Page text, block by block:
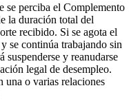
se perciba el Complemento
la duración total del
recibido. Si se agota el
se continúa trabajando sin
suspenderse y reanudarse
legal de desempleo.
una o varias relaciones